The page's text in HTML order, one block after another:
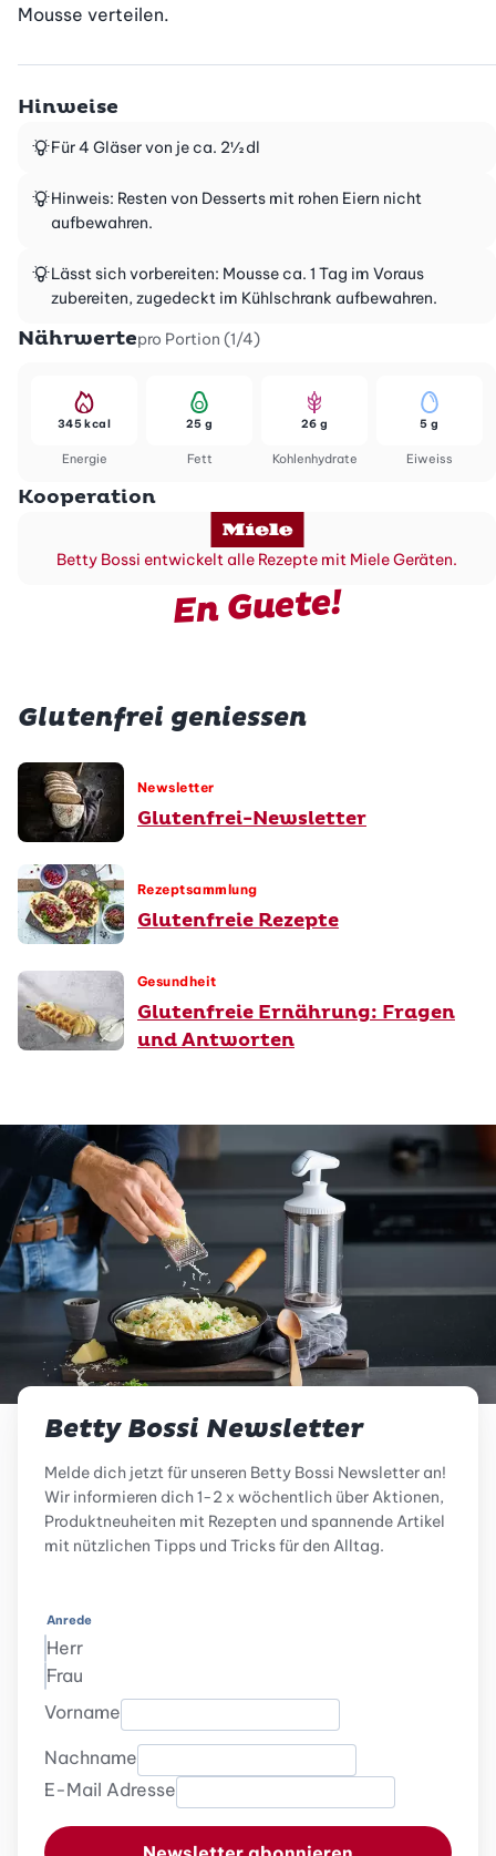
Mousse verteilen.
Hinweise
Für 4 Gläser von je ca. 2½ dl
Hinweis: Resten von Desserts mit rohen Eiern nicht
aufbewahren.
Lässt sich vorbereiten: Mousse ca. 1 Tag im Voraus
zubereiten, zugedeckt im Kühlschrank aufbewahren.
Nährwertepro Portion (1/4)
Energie
345 kcal
Fett
25 g
Kohlenhydrate
26 g
Eiweiss
5 g
Kooperation
Betty Bossi entwickelt alle Rezepte mit Miele Geräten.
En Guete!
Glutenfrei geniessen
Newsletter
Glutenfrei-Newsletter
Rezeptsammlung
Glutenfreie Rezepte
Gesundheit
Glutenfreie Ernährung: Fragen
und Antworten
Betty Bossi Newsletter
Melde dich jetzt für unseren Betty Bossi Newsletter an!
Wir informieren dich 1-2 x wöchentlich über Aktionen,
Produktneuheiten mit Rezepten und spannende Artikel
mit nützlichen Tipps und Tricks für den Alltag.
Anrede
Herr
Frau
Vorname
Nachname
E-Mail Adresse